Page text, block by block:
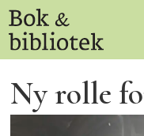
Ny rolle